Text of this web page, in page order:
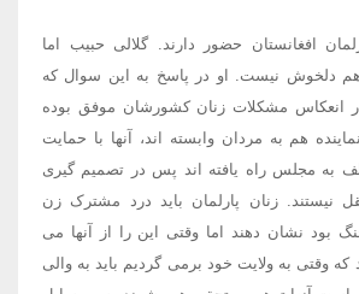
افغانستان حضور دارند. گلالی حبیب اما
هم دلخوش نیست. او در پاسخ به این سوال که
انعکاس مشکلات زنان کشورشان موفق بوده
هم به مردان وابسته اند، آنها با حمایت
به مجلس راه یافته اند پس در تصمیم گیری
نیستند. زنان پارلمان باید درد مشترک زن
بود نشان دهند اما وقتی این را از آنها می
وقتی به ولایت خود برمی گردیم باید به والی